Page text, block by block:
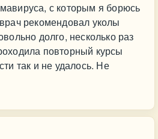
с которым я борюсь
рекомендовал уколы
долго, несколько раз
повторный курсы
так и не удалось. Не